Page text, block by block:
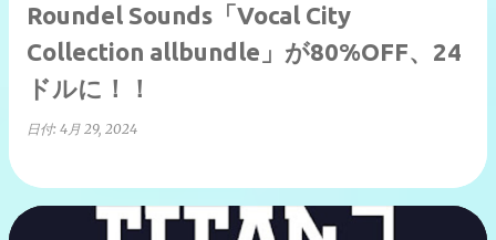
Roundel Sounds「Vocal City
Collection allbundle」が80%OFF、24
ドルに！！
日付: 4月 29, 2024